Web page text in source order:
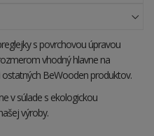
s povrchovou úpravou
vhodný hlavne na
ostatných BeWooden produktov.
v súlade s ekologickou
výroby.